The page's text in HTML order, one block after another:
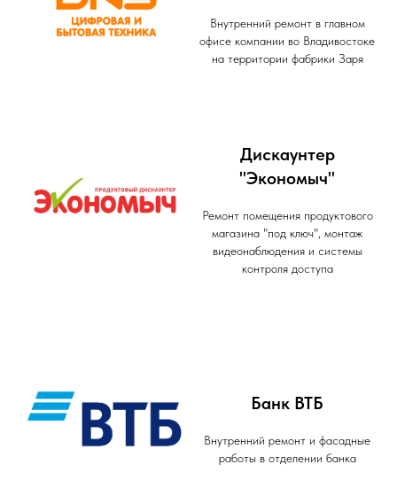
Внутренний ремонт в главном
офисе компании во Владивостоке
на территории фабрики Заря
Дискаунтер
"Экономыч"
Ремонт помещения продуктового
магазина "под ключ", монтаж
видеонаблюдения и системы
контроля доступа
Банк ВТБ
Внутренний ремонт и фасадные
работы в отделении банка